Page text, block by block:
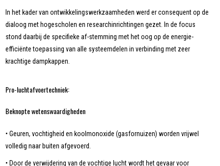
In het kader van ontwikkelingswerkzaamheden werd er consequent op de
dialoog met hogescholen en researchinrichtingen gezet. In de focus
stond daarbij de specifieke af-stemming met het oog op de energie-
efficiënte toepassing van alle systeemdelen in verbinding met zeer
krachtige dampkappen.
Pro-luchtafvoertechniek:
Beknopte wetenswaardigheden
• Geuren, vochtigheid en koolmonoxide (gasfornuizen) worden vrijwel
volledig naar buiten afgevoerd.
• Door de verwijdering van de vochtige lucht wordt het gevaar voor